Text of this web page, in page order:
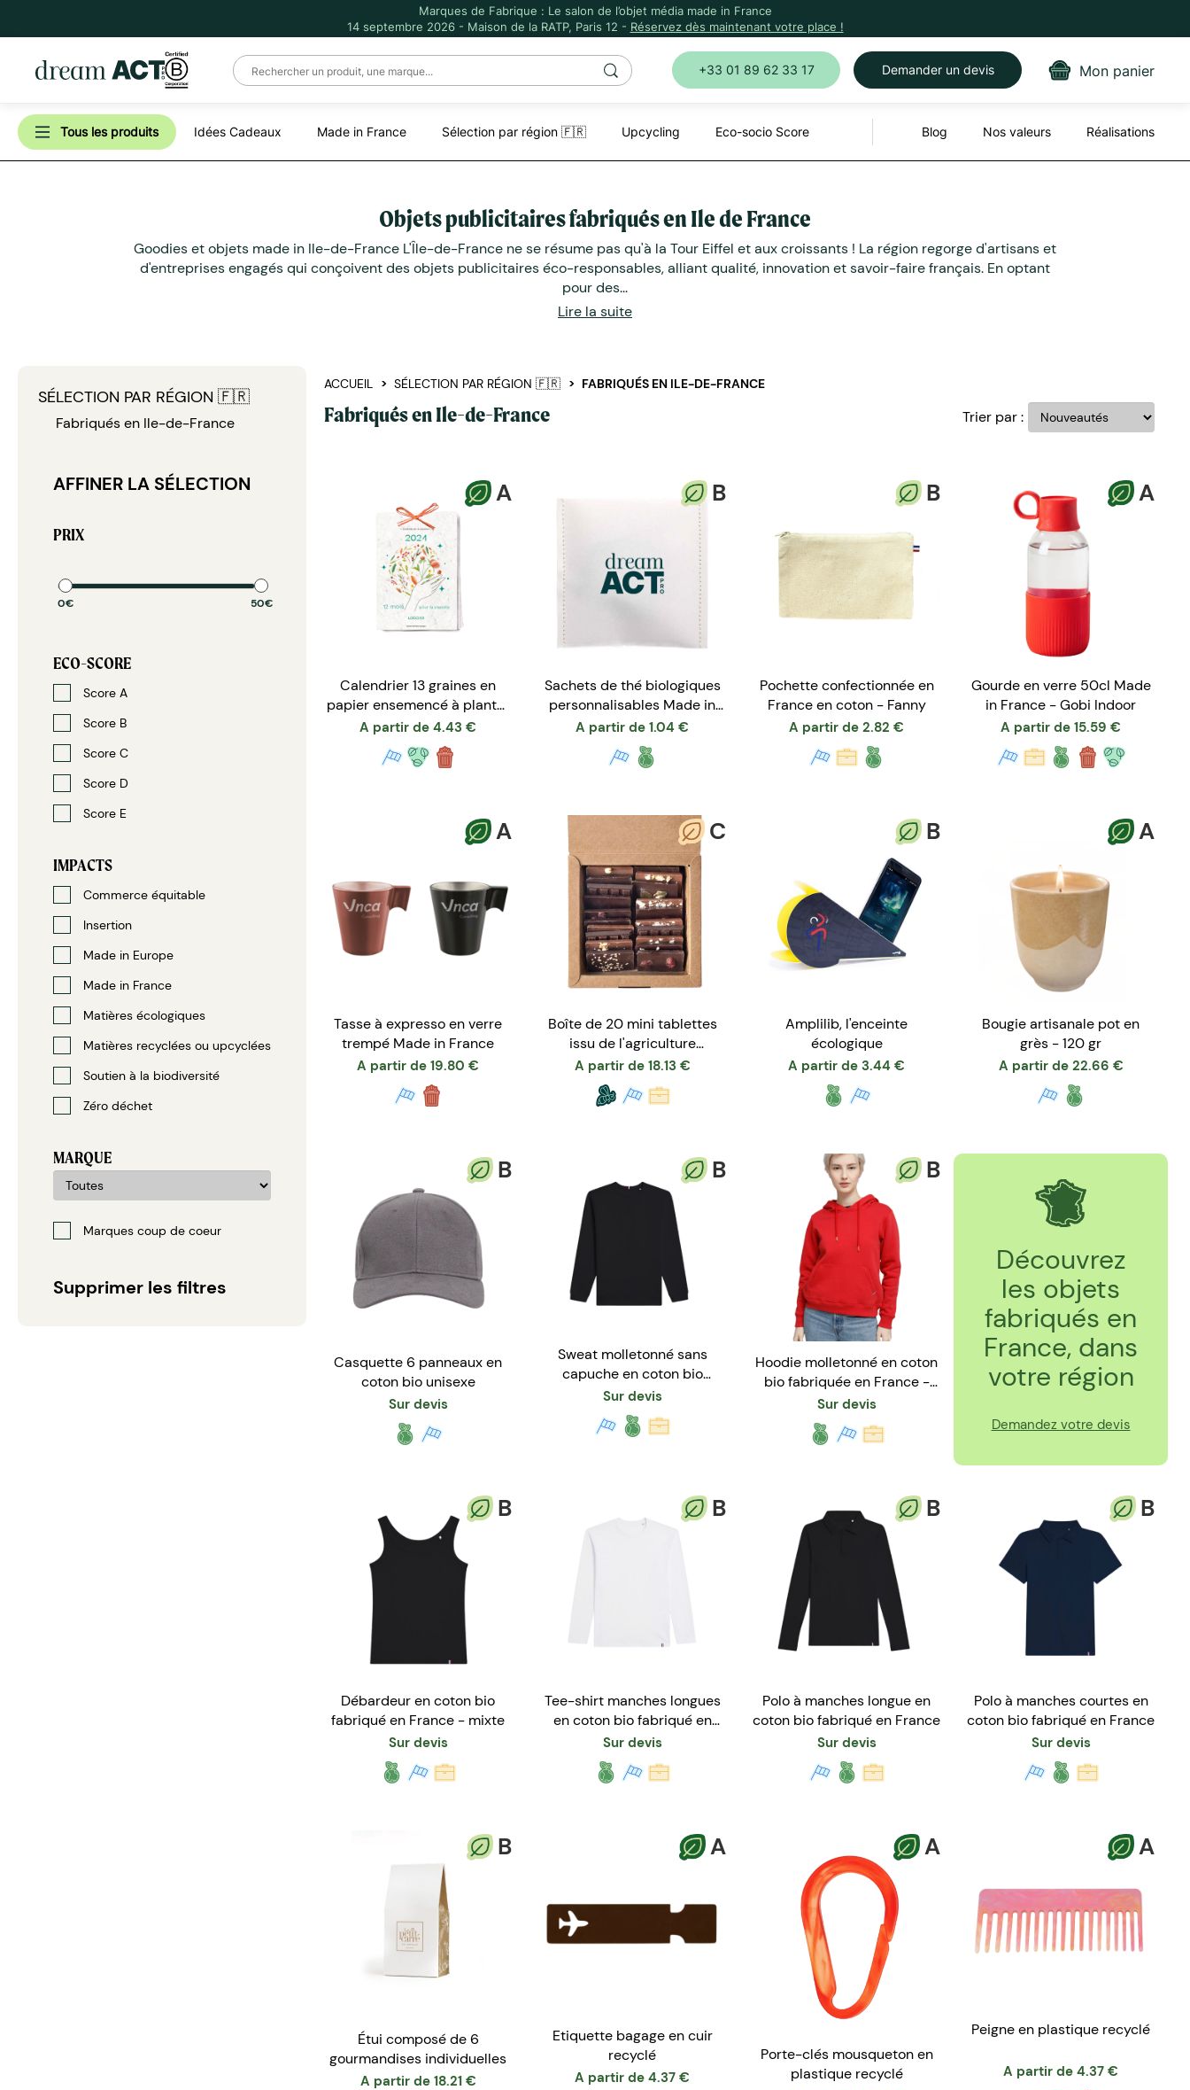
Marques de Fabrique : Le salon de l’objet média made in France
14 septembre 2026 - Maison de la RATP, Paris 12 - Réservez dès maintenant votre place !
+33 01 89 62 33 17 Demander un devis Mon panier
Tous les produits Idées Cadeaux Made in France Sélection par région 🇫🇷 Upcycling Eco-socio Score Blog Nos valeurs Réalisations
Objets publicitaires fabriqués en Ile de France
Goodies et objets made in Ile-de-France L'Île-de-France ne se résume pas qu'à la Tour Eiffel et aux croissants ! La région regorge d'artisans et
d'entreprises engagés qui conçoivent des objets publicitaires éco-responsables, alliant qualité, innovation et savoir-faire français. En optant
pour des...
Lire la suite
SÉLECTION PAR RÉGION 🇫🇷
Fabriqués en Ile-de-France
AFFINER LA SÉLECTION
PRIX
0€ 50€
ECO-SCORE
Score A
Score B
Score C
Score D
Score E
IMPACTS
Commerce équitable
Insertion
Made in Europe
Made in France
Matières écologiques
Matières recyclées ou upcyclées
Soutien à la biodiversité
Zéro déchet
MARQUE
Marques coup de coeur
Supprimer les filtres
ACCUEIL SÉLECTION PAR RÉGION 🇫🇷 FABRIQUÉS EN ILE-DE-FRANCE
Fabriqués en Ile-de-France Trier par :
A
Calendrier 13 graines en
papier ensemencé à planter
- format A6
A partir de 4.43 €
B
Sachets de thé biologiques
personnalisables Made in
France
A partir de 1.04 €
B
Pochette confectionnée en
France en coton - Fanny
A partir de 2.82 €
A
Gourde en verre 50cl Made
in France - Gobi Indoor
A partir de 15.59 €
A
Tasse à expresso en verre
trempé Made in France
A partir de 19.80 €
C
Boîte de 20 mini tablettes
issu de l'agriculture
biologique
A partir de 18.13 €
B
Amplilib, l'enceinte
écologique
A partir de 3.44 €
A
Bougie artisanale pot en
grès - 120 gr
A partir de 22.66 €
B
Casquette 6 panneaux en
coton bio unisexe
Sur devis
B
Sweat molletonné sans
capuche en coton bio
fabriqué en France - Mixte
Sur devis
B
Hoodie molletonné en coton
bio fabriquée en France -
Mixte
Sur devis
Découvrez
les objets
fabriqués en
France, dans
votre région
Demandez votre devis
B
Débardeur en coton bio
fabriqué en France - mixte
Sur devis
B
Tee-shirt manches longues
en coton bio fabriqué en
France
Sur devis
B
Polo à manches longue en
coton bio fabriqué en France
Sur devis
B
Polo à manches courtes en
coton bio fabriqué en France
Sur devis
B
Étui composé de 6
gourmandises individuelles
A partir de 18.21 €
A
Etiquette bagage en cuir
recyclé
A partir de 4.37 €
A
Porte-clés mousqueton en
plastique recyclé
A
Peigne en plastique recyclé
A partir de 4.37 €